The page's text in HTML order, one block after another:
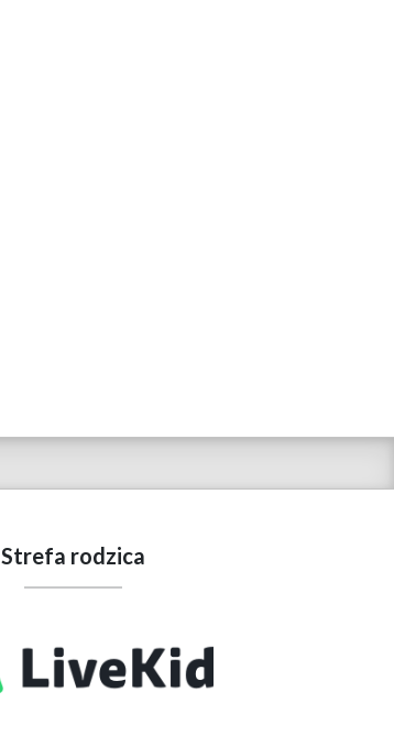
Strefa rodzica